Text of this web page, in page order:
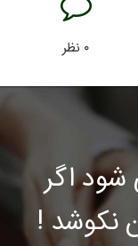
۰ نظر
اگر
نکوشد !